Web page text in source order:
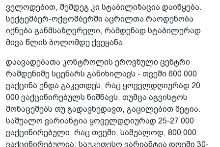
ველოდებით, შემდეგ კი სტაბილიზაცია დაიწყება.
სექტემბერ-ოქტომბერში აცრილთა რაოდენობა
იქნება განმსაზღვრელი, რამდენად სტაბილურად
მივა წლის ბოლომდე ქვეყანა.
დაავადებათა კონტროლის ეროვნული ცენტრი
რამდენიმე სცენარს განიხილავს - თვეში 600 000
ვაქცინა უნდა გაკეთდეს, რაც ყოველდღიურად 20
000 ვაქცინირებულს ნიშნავს. თუმცა აგვისტოს
მონაცემებს თუ გადავხედავთ, გაცილებით მეტია.
საშუალო ვარიანტია ყოველდღიურად 25-27 000
ვაქცინირებული, რაც თვეში, საშუალოდ, 800 000
ვაქცინირებულია; საუკეთესო ვარიანტია დღეში 30-